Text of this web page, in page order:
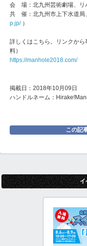
会 場：北九州芸術劇場、リ
共 催：北九州市上下水道局
p.jp/ ）
詳しくはこちら。リンクから
料）
https://manhole2018.com/
掲載日：2018年10月09日
ハンドルネーム：
この記
イ